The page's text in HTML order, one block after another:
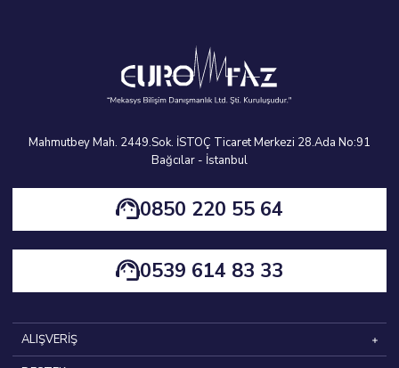
Mahmutbey Mah. 2449.Sok. İSTOÇ Ticaret Merkezi 28.Ada No:91
Bağcılar - İstanbul
0850 220 55 64
0539 614 83 33
ALIŞVERİŞ